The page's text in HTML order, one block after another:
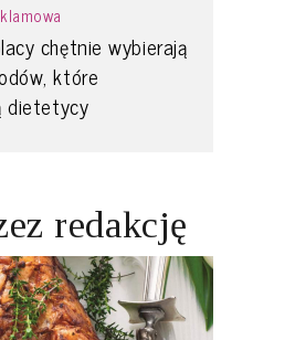
chętnie wybierają
które
dietetycy
redakcję